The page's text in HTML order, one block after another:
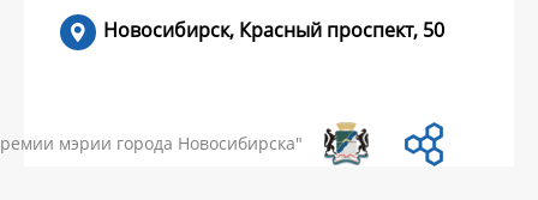
Новосибирск, Красный проспект, 50
мэрии города Новосибирска"